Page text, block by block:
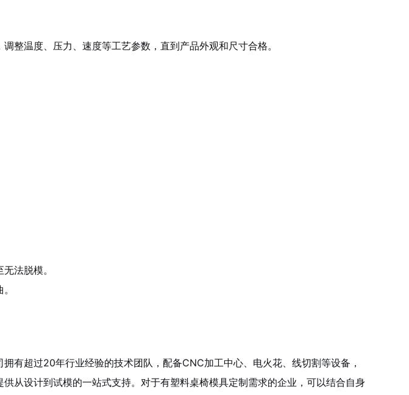
整温度、压力、速度等工艺参数，直到产品外观和尺寸合格。
法脱模。
有超过20年行业经验的技术团队，配备CNC加工中心、电火花、线切割等设备，
从设计到试模的一站式支持。对于有塑料桌椅模具定制需求的企业，可以结合自身